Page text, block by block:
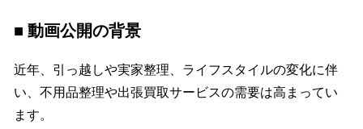
■ 動画公開の背景
近年、引っ越しや実家整理、ライフスタイルの変化に伴
い、不用品整理や出張買取サービスの需要は高まってい
ます。